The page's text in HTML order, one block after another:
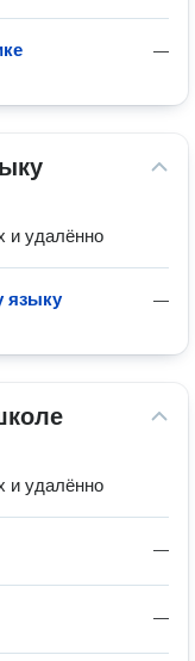
—
и удалённо
—
языку
и удалённо
—
—